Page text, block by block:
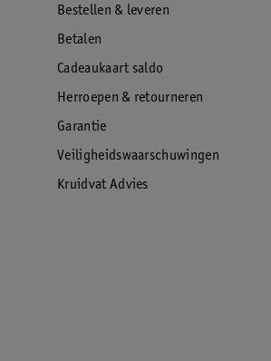
Bestellen & leveren
Betalen
Cadeaukaart saldo
Herroepen & retourneren
Garantie
Veiligheidswaarschuwingen
Kruidvat Advies